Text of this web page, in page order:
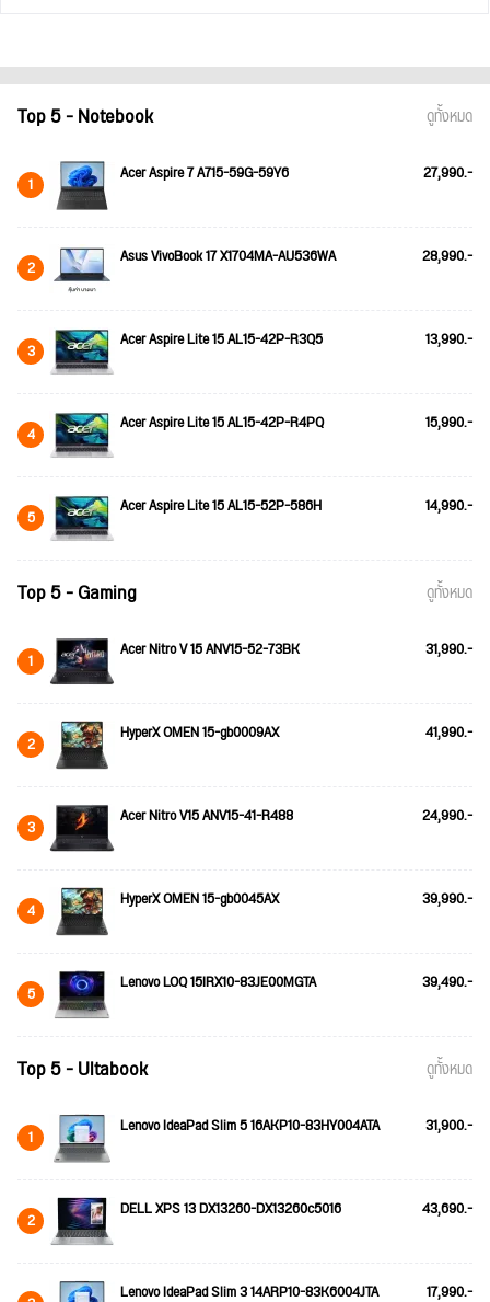
Top 5 - Notebook ดูทั้งหมด
1 Acer Aspire 7 A715-59G-59Y6 27,990.-
2 Asus VivoBook 17 X1704MA-AU536WA 28,990.-
3 Acer Aspire Lite 15 AL15-42P-R3Q5 13,990.-
4 Acer Aspire Lite 15 AL15-42P-R4PQ 15,990.-
5 Acer Aspire Lite 15 AL15-52P-586H 14,990.-
Top 5 - Gaming ดูทั้งหมด
1 Acer Nitro V 15 ANV15-52-73BK 31,990.-
2 HyperX OMEN 15-gb0009AX 41,990.-
3 Acer Nitro V15 ANV15-41-R488 24,990.-
4 HyperX OMEN 15-gb0045AX 39,990.-
5 Lenovo LOQ 15IRX10-83JE00MGTA 39,490.-
Top 5 - Ultabook ดูทั้งหมด
1 Lenovo IdeaPad Slim 5 16AKP10-83HY004ATA 31,900.-
2 DELL XPS 13 DX13260-DX13260c5016 43,690.-
Lenovo IdeaPad Slim 3 14ARP10-83K6004JTA 17,990.-